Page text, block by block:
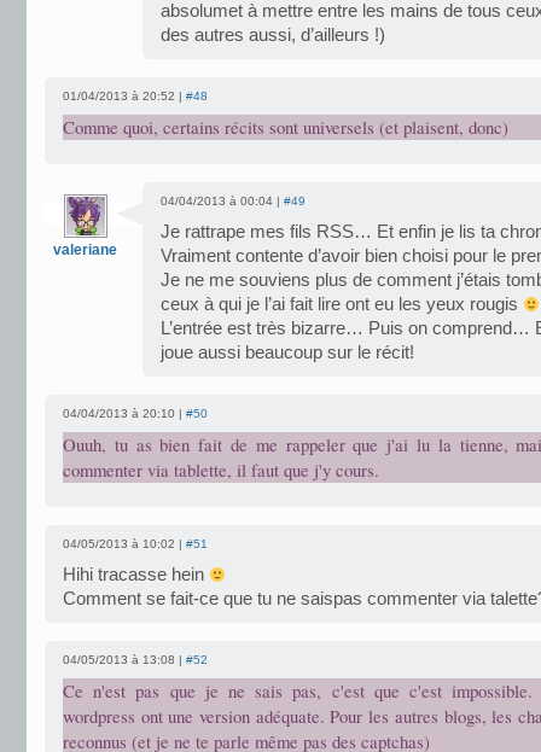
absolumet à mettre entre les mains de tous
des autres aussi, d’ailleurs !)
01/04/2013 à 20:52 | #48
Comme quoi, certains récits sont universels (et plaisent, donc)
valeriane
04/04/2013 à 00:04 | #49
Je rattrape mes fils RSS… Et enfin je lis ta
Vraiment contente d’avoir bien choisi pour le
Je ne me souviens plus de comment j’étais
ceux à qui je l’ai fait lire ont eu les yeux rougis
L’entrée est très bizarre… Puis on comprend…
joue aussi beaucoup sur le récit!
04/04/2013 à 20:10 | #50
Ouuh, tu as bien fait de me rappeler que j'ai lu la tienne,
commenter via tablette, il faut que j'y cours.
04/05/2013 à 10:02 | #51
Hihi tracasse hein
Comment se fait-ce que tu ne saispas commenter via
04/05/2013 à 13:08 | #52
Ce n'est pas que je ne sais pas, c'est que c'est impossible.
wordpress ont une version adéquate. Pour les autres blogs, les
reconnus (et je ne te parle même pas des captchas)